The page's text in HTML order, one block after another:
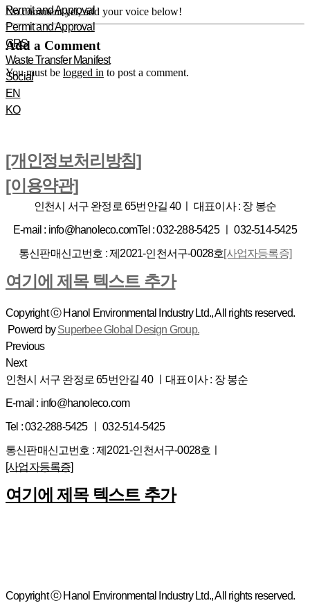
Permit and Approval
Permit and Approval
GRS
Waste Transfer Manifest
Social
EN
KO
No comment yet, add your voice below!
Add a Comment
You must be logged in to post a comment.
[개인정보처리방침]
[이용약관]
인천시 서구 완정로 65번안길 40ㅣ
대표이사 : 장 봉순
E-mail : info@hanoleco.comTel : 032-288-5425 ㅣ 032-514-5425
통신판매신고번호 : 제2021-인천서구-0028호[사업자등록증]
여기에 제목 텍스트 추가
Copyright ⓒ Hanol Environmental Industry Ltd., All rights reserved.
Powerd bySuperbee Global Design Group.
Previous
Next
인천시 서구 완정로 65번안길 40 ㅣ대표이사 : 장 봉순
E-mail : info@hanoleco.com
Tel : 032-288-5425 ㅣ 032-514-5425
통신판매신고번호 : 제2021-인천서구-0028호ㅣ
[사업자등록증]
여기에 제목 텍스트 추가
Copyright ⓒ Hanol Environmental Industry Ltd., All rights reserved.